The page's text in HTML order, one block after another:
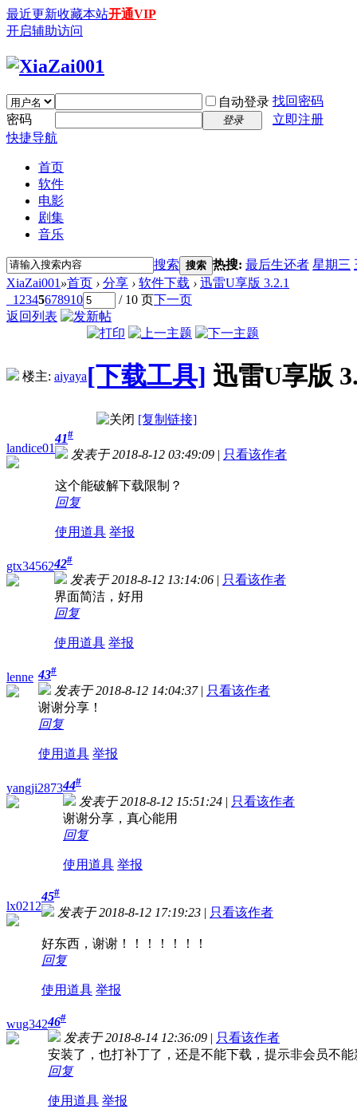
最近更新收藏本站开通VIP
开启辅助访问
自动登录 找回密码
密码
登录
立即注册
快捷导航
首页
软件
电影
剧集
音乐
搜索 搜索 热搜: 最后生还者 星期三
XiaZai001 »首页 › 分享 › 软件下载 › 迅雷U享版 3.2.1
1 2345678910 / 10 页下一页
返回列表
楼主: aiyaya[下载工具] 迅雷U享版
[复制链接]
landice01
41#
发表于 2018-8-12 03:49:09 | 只看该作者
这个能破解下载限制？
回复
使用道具 举报
gtx3456242#
发表于 2018-8-12 13:14:06 | 只看该作者
界面简洁，好用
回复
使用道具 举报
lenne 43#
发表于 2018-8-12 14:04:37 | 只看该作者
谢谢分享！
回复
使用道具 举报
yangji287344#
发表于 2018-8-12 15:51:24 | 只看该作者
谢谢分享，真心能用
回复
使用道具 举报
lx0212
45#
发表于 2018-8-12 17:19:23 | 只看该作者
好东西，谢谢！！！！！！！
回复
使用道具 举报
wug34246#
发表于 2018-8-14 12:36:09 | 只看该作者
安装了，也打补丁了，还是不能下载，提示非会员不能
回复
使用道具 举报